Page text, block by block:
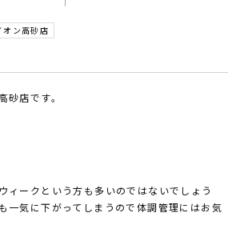
オン高砂店
砂店です。
ィークという方も多いのではないでしょう
一気に下がってしまうので体調管理にはお気